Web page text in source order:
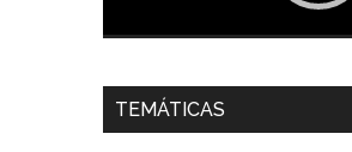
Dra. Carolina Corcho Mejía,
Latinoamericana Sur,
TEMÁTICAS